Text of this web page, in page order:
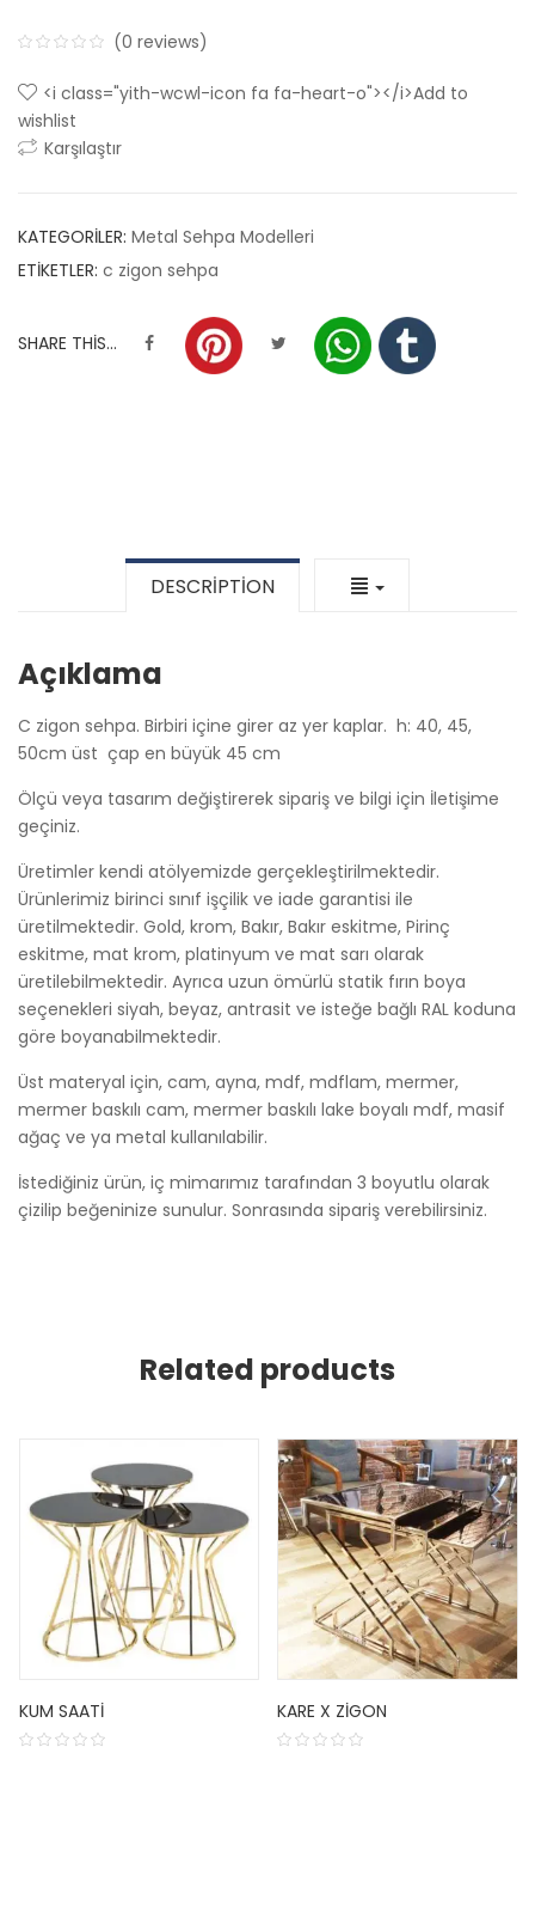
out
of
based
ratings
(0 reviews)
<i class="yith-wcwl-icon fa fa-heart-o"></i>Add to
wishlist
Karşılaştır
KATEGORILER: Metal Sehpa Modelleri
ETIKETLER: c zigon sehpa
SHARE THIS...
DESCRIPTION
Açıklama
C zigon sehpa. Birbiri içine girer az yer kaplar. h: 40, 45,
50cm üst çap en büyük 45 cm
Ölçü veya tasarım değiştirerek sipariş ve bilgi için İletişime
geçiniz.
Üretimler kendi atölyemizde gerçekleştirilmektedir.
Ürünlerimiz birinci sınıf işçilik ve iade garantisi ile
üretilmektedir. Gold, krom, Bakır, Bakır eskitme, Pirinç
eskitme, mat krom, platinyum ve mat sarı olarak
üretilebilmektedir. Ayrıca uzun ömürlü statik fırın boya
seçenekleri siyah, beyaz, antrasit ve isteğe bağlı RAL koduna
göre boyanabilmektedir.
Üst materyal için, cam, ayna, mdf, mdflam, mermer,
mermer baskılı cam, mermer baskılı lake boyalı mdf, masif
ağaç ve ya metal kullanılabilir.
İstediğiniz ürün, iç mimarımız tarafından 3 boyutlu olarak
çizilip beğeninize sunulur. Sonrasında sipariş verebilirsiniz.
Related products
KUM SAATI KARE X ZIGON